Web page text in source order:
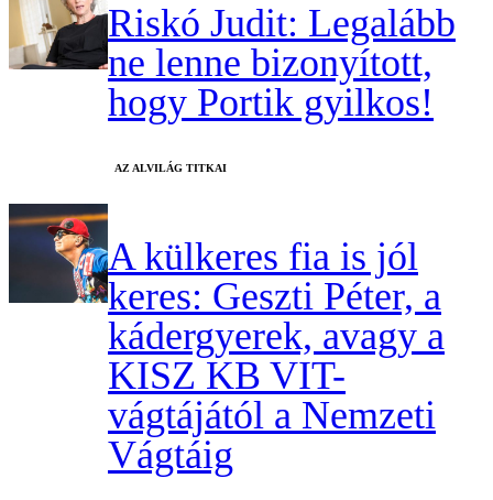
Riskó Judit: Legalább
ne lenne bizonyított,
hogy Portik gyilkos!
AZ ALVILÁG TITKAI
A külkeres fia is jól
keres: Geszti Péter, a
kádergyerek, avagy a
KISZ KB VIT-
vágtájától a Nemzeti
Vágtáig